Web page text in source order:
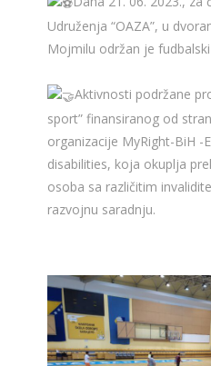
Udruženja “OAZA”, u
Mojmilu održan je
Aktivnosti podržane
sport” finansiranog od
organizacije MyRight-BiH -
disabilities, koja okuplja
osoba sa različitim
razvojnu saradnju.